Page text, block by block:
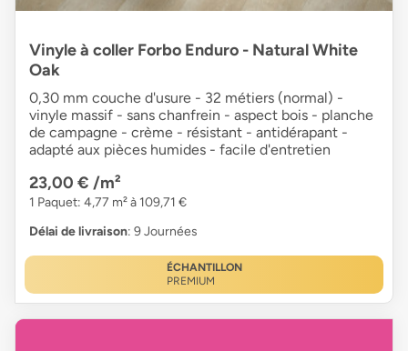
Vinyle à coller Forbo Enduro - Natural White
Oak
0,30 mm couche d'usure - 32 métiers (normal) -
vinyle massif - sans chanfrein - aspect bois - planche
de campagne - crème - résistant - antidérapant -
adapté aux pièces humides - facile d'entretien
23,00 € /m²
1 Paquet: 4,77 m² à 109,71 €
Délai de livraison: 9 Journées
ÉCHANTILLON
PREMIUM